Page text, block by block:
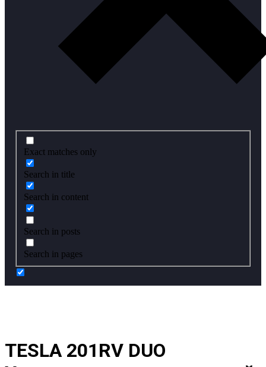
Exact matches only
Search in title
Search in content
Search in posts
Search in pages
TESLA 201RV DUO